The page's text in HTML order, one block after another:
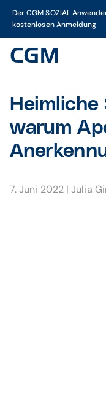
Der CGM SOZIAL
kostenlosen Anmeldung
Heimliche
warum
7. Juni 2022 |Julia